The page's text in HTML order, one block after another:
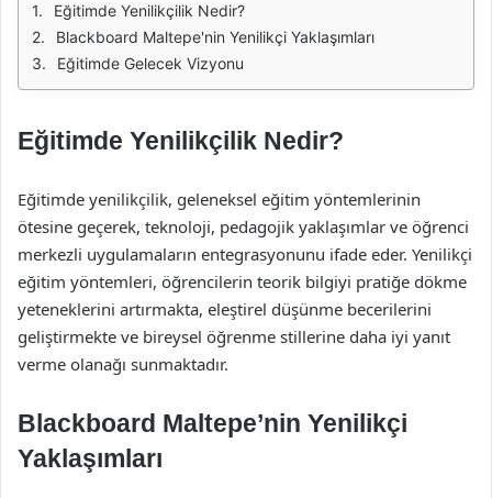
Eğitimde Yenilikçilik Nedir?
Blackboard Maltepe'nin Yenilikçi Yaklaşımları
Eğitimde Gelecek Vizyonu
Eğitimde Yenilikçilik Nedir?
Eğitimde yenilikçilik, geleneksel eğitim yöntemlerinin
ötesine geçerek, teknoloji, pedagojik yaklaşımlar ve öğrenci
merkezli uygulamaların entegrasyonunu ifade eder. Yenilikçi
eğitim yöntemleri, öğrencilerin teorik bilgiyi pratiğe dökme
yeteneklerini artırmakta, eleştirel düşünme becerilerini
geliştirmekte ve bireysel öğrenme stillerine daha iyi yanıt
verme olanağı sunmaktadır.
Blackboard Maltepe’nin Yenilikçi
Yaklaşımları